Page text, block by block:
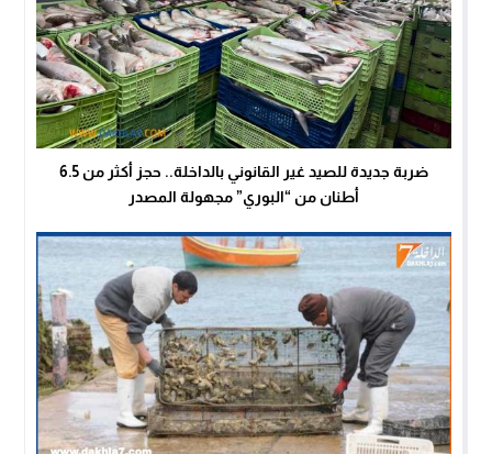
ضربة جديدة للصيد غير القانوني بالداخلة.. حجز أكثر من 6.5
أطنان من “البوري” مجهولة المصدر